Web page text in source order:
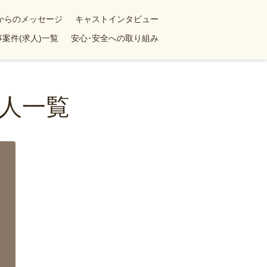
らのメッセージ
キャストインタビュー
案件(求人)一覧 安心･安全への取り組み
一覧